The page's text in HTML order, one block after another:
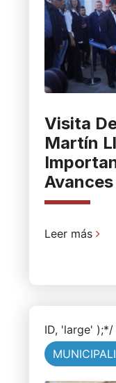
Visita
Martín
Leer más
ID, 'large' );*/